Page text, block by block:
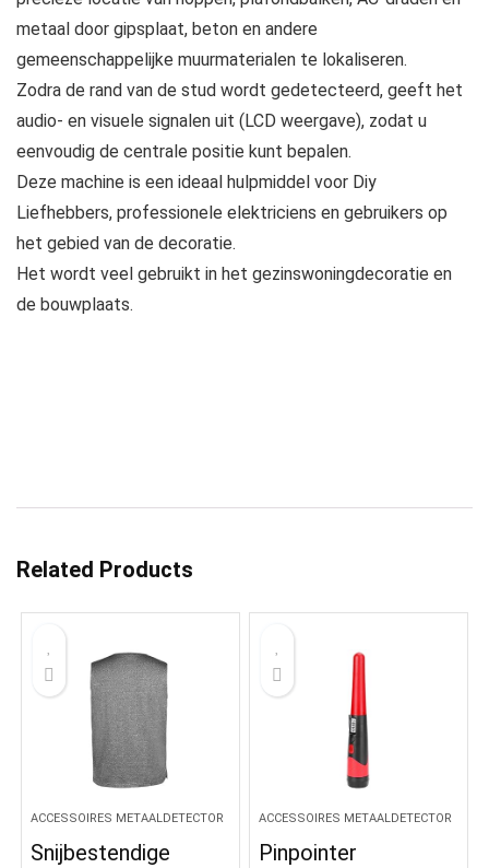
metaal door gipsplaat, beton en andere
gemeenschappelijke muurmaterialen te lokaliseren.
Zodra de rand van de stud wordt gedetecteerd, geeft het
audio- en visuele signalen uit (LCD weergave), zodat u
eenvoudig de centrale positie kunt bepalen.
Deze machine is een ideaal hulpmiddel voor Diy
Liefhebbers, professionele elektriciens en gebruikers op
het gebied van de decoratie.
Het wordt veel gebruikt in het gezinswoningdecoratie en
de bouwplaats.
Related Products
ACCESSOIRES METAALDETECTOR
Snijbestendige
ACCESSOIRES METAALDETECTOR
Pinpointer